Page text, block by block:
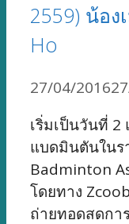
2559) น้อง
Ho
27/04/2016
เริ่มเป็นวันที่
แบดมินตันในร
Badminton
โดยทาง
ถ่ายทอดสดกา